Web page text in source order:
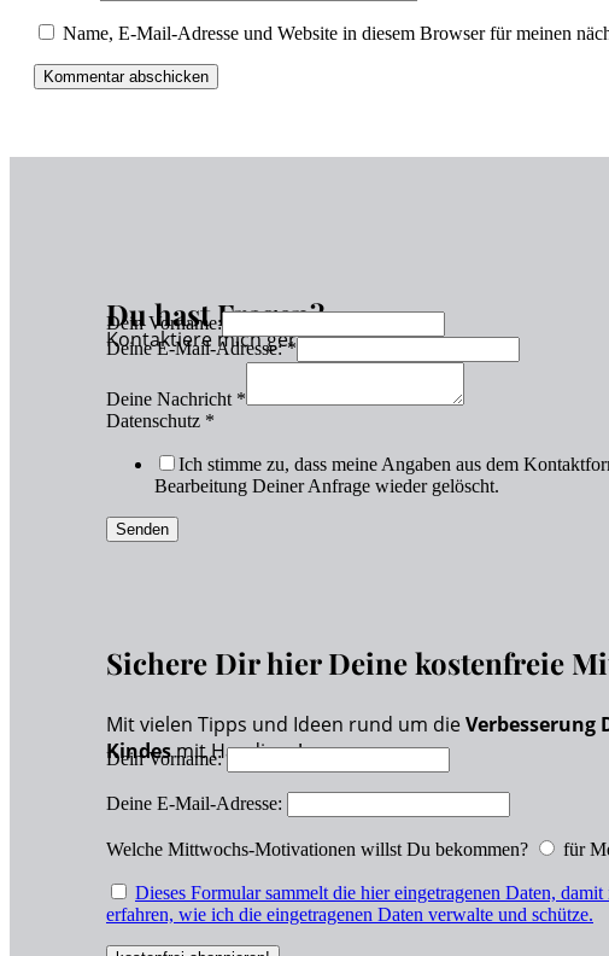
Name, E-Mail-Adresse und Website in diesem Browser für meinen
Du hast Fragen?
Kontaktiere mich gerne!
Dein Vorname:
Deine E-Mail-Adresse:*
Deine Nachricht *
Datenschutz *
Ich stimme zu, dass meine Angaben aus dem
Bearbeitung Deiner Anfrage wieder gelöscht.
Senden
Sichere Dir hier Deine kostenfreie
Mit vielen Tipps und Ideen rund um dieVerbesserung
Kindesmit Handicap!
Dein Vorname:
Deine E-Mail-Adresse:
Welche Mittwochs-Motivationen willst Du bekommen? für
Dieses Formular sammelt die hier eingetragenen Daten,
erfahren, wie ich die eingetragenen Daten verwalte und schütze.